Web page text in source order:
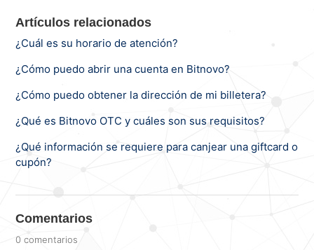
Artículos relacionados
¿Cuál es su horario de atención?
¿Cómo puedo abrir una cuenta en Bitnovo?
¿Cómo puedo obtener la dirección de mi billetera?
¿Qué es Bitnovo OTC y cuáles son sus requisitos?
¿Qué información se requiere para canjear una giftcard o
cupón?
Comentarios
0 comentarios